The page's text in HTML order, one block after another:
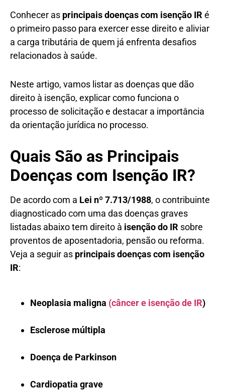
Conhecer as principais doenças com isenção IR é
o primeiro passo para exercer esse direito e aliviar
a carga tributária de quem já enfrenta desafios
relacionados à saúde.
Neste artigo, vamos listar as doenças que dão
direito à isenção, explicar como funciona o
processo de solicitação e destacar a importância
da orientação jurídica no processo.
Quais São as Principais
Doenças com Isenção IR?
De acordo com a Lei nº 7.713/1988, o contribuinte
diagnosticado com uma das doenças graves
listadas abaixo tem direito à isenção do IR sobre
proventos de aposentadoria, pensão ou reforma.
Veja a seguir as principais doenças com isenção
IR:
Neoplasia maligna (câncer e isenção de IR)
Esclerose múltipla
Doença de Parkinson
Cardiopatia grave